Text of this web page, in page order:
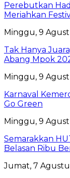
Perebutkan
Meriahkan
Minggu, 9
Tak Hanya
Abang Mpok
Minggu, 9
Karnaval
Go Green
Minggu, 9
Semarakkan
Belasan Ribu
Jumat, 7